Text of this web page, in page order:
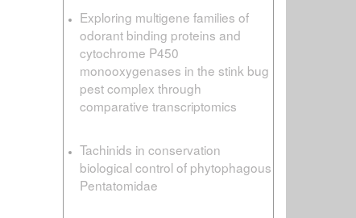
Exploring multigene families of
odorant binding proteins and
cytochrome P450
monooxygenases in the stink bug
pest complex through
comparative transcriptomics
Tachinids in conservation
biological control of phytophagous
Pentatomidae